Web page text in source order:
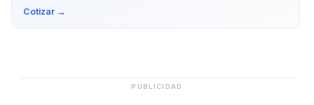
Cotizar →
PUBLICIDAD